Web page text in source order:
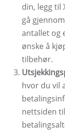
din, legg til
gå
antallet og
ønske å
tilbehør.
hvor du vil
nettsiden